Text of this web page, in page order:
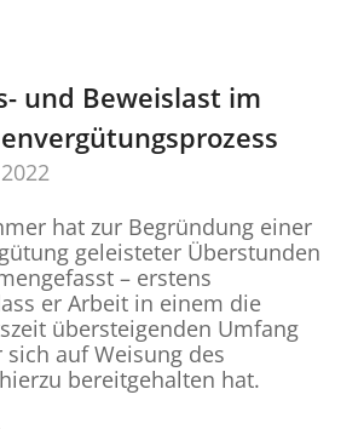
und Beweislast im
hat zur Begründung einer
geleisteter Überstunden
– erstens
er Arbeit in einem die
übersteigenden Umfang
auf Weisung des
bereitgehalten hat.